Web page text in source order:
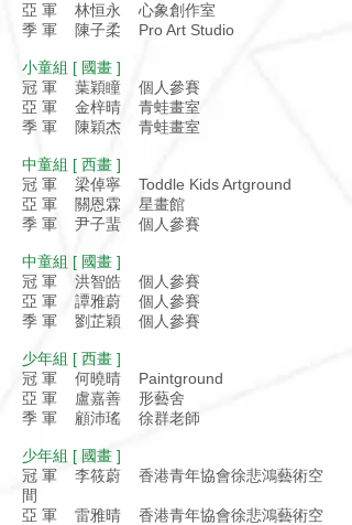
亞 軍 林恒永 心象創作室
季 軍 陳子柔 Pro Art Studio
小童組 [ 國畫 ]
冠 軍 葉穎瞳 個人參賽
亞 軍 金梓晴 青蛙畫室
季 軍 陳穎杰 青蛙畫室
中童組 [ 西畫 ]
冠 軍 梁倬寧 Toddle Kids Artground
亞 軍 關恩霖 星畫館
季 軍 尹子蜚 個人參賽
中童組 [ 國畫 ]
冠 軍 洪智皓 個人參賽
亞 軍 譚雅蔚 個人參賽
季 軍 劉芷穎 個人參賽
少年組 [ 西畫 ]
冠 軍 何曉晴 Paintground
亞 軍 盧嘉善 形藝舍
季 軍 顧沛瑤 徐群老師
少年組 [ 國畫 ]
冠 軍 李筱蔚 香港青年協會徐悲鴻藝術空
間
亞 軍 雷雅晴 香港青年協會徐悲鴻藝術空